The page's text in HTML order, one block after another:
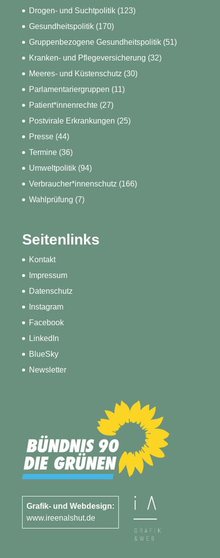
Drogen- und Suchtpolitik(123)
Gesundheitspolitik(170)
Gruppenbezogene Gesundheitspolitik(51)
Kranken- und Pflegeversicherung (32)
Meeres- und Küstenschutz (30)
Parlamentariergruppen (11)
Patient*innenrechte(27)
Postvirale Erkrankungen (25)
Presse(44)
Termine(36)
Umweltpolitik(94)
Verbraucher*innenschutz (166)
Wahlprüfung (7)
Seitenlinks
Kontakt
Impressum
Datenschutz
Instagram
Facebook
LinkedIn
BlueSky
Newsletter
Grafik- und Webdesign:
www.ireenalshut.de